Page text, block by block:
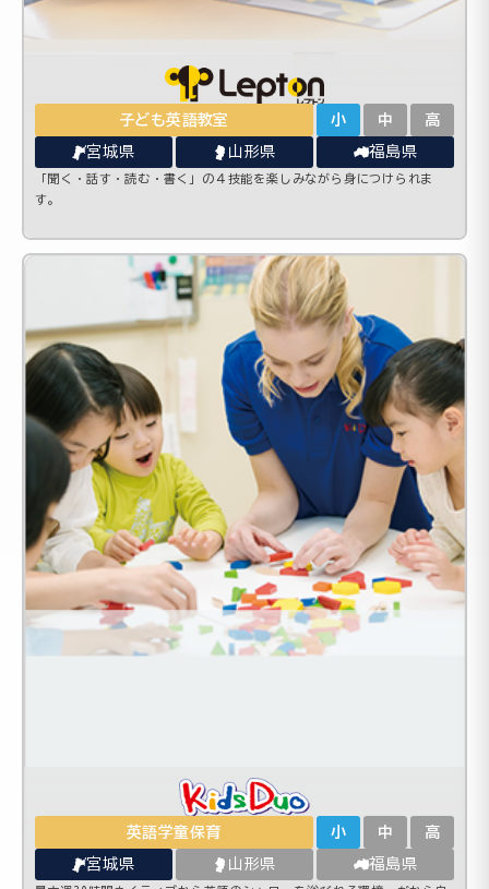
子ども英語教室 小 中 高
宮城県 山形県 福島県
「聞く・話す・読む・書く」の４技能を楽しみながら身につけられま
す。
英語学童保育 小 中 高
宮城県 山形県 福島県